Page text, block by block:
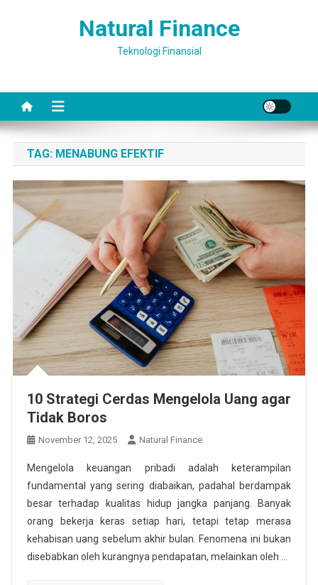
Natural Finance
Teknologi Finansial
TAG: MENABUNG EFEKTIF
10 Strategi Cerdas Mengelola Uang agar
Tidak Boros
November 12, 2025 Natural Finance
Mengelola keuangan pribadi adalah keterampilan
fundamental yang sering diabaikan, padahal berdampak
besar terhadap kualitas hidup jangka panjang. Banyak
orang bekerja keras setiap hari, tetapi tetap merasa
kehabisan uang sebelum akhir bulan. Fenomena ini bukan
disebabkan oleh kurangnya pendapatan, melainkan oleh …